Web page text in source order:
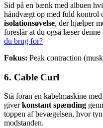
Sid på en bænk med albuen
håndvægt op med fuld kontrol
isolationsøvelse, der hjælper
foreslår at du også læser
du brug for?
Fokus: Peak contraction
6. Cable Curl
Stå foran en kabelmaskine
giverkonstant spænding
toppen af bevægelsen, hvor
modstanden.